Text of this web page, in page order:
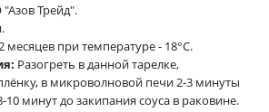
Трейд".
месяцев при температуре - 18°С.
Разогреть в данной тарелке,
в микроволновой печи 2-3 минуты
минут до закипания соуса в раковине.